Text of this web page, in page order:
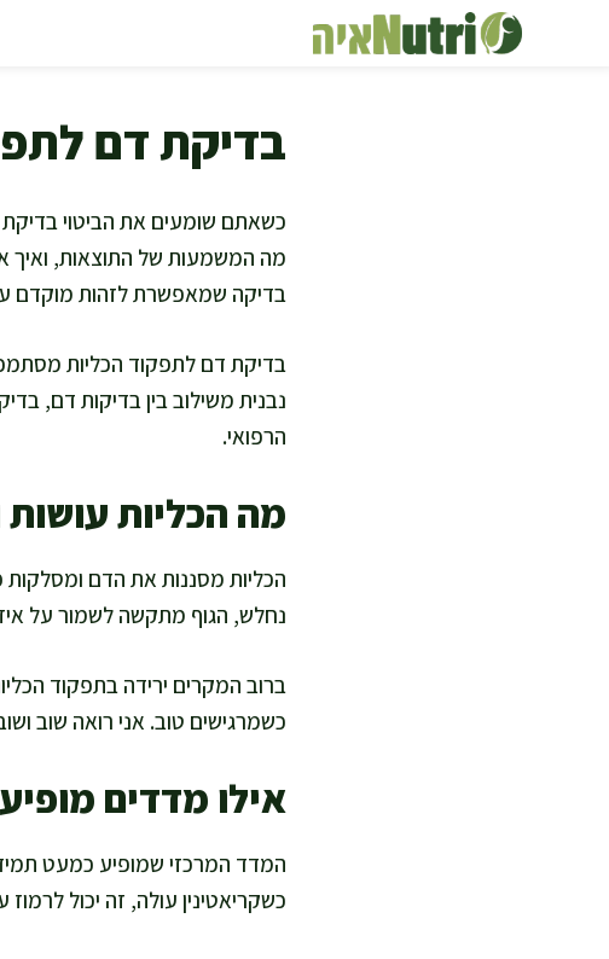
בדיקת דם
כשאתם שומעים את הביטוי
מה המשמעות של התוצאות, ואיך
בדיקה שמאפשרת לזהות מוקדם
בדיקת דם לתפקוד הכליות
נבנית משילוב בין בדיקות דם,
הרפואי.
מה הכליות
הכליות מסננות את הדם ומסלקות
נחלש, הגוף מתקשה לשמור על
ברוב המקרים ירידה בתפקוד
כשמרגישים טוב. אני רואה שוב
אילו מדדים
המדד המרכזי שמופיע כמעט תמיד
כשקריאטינין עולה, זה יכול